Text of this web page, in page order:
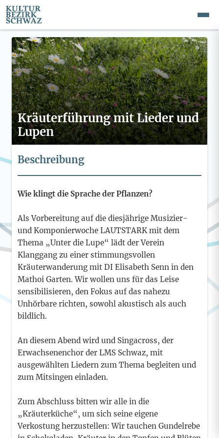
Kräuterführung mit Lieder und
Lupen
Beschreibung
Wie klingt die Sprache der Pflanzen?
Als Vorbereitung auf die diesjährige Musizier-
und Komponierwoche LAUTSTARK mit dem
Thema „Unter die Lupe“ lädt der Verein
Klanggang zu einer stimmungsvollen
Kräuterwanderung mit DI Elisabeth Senn in den
Mathoi Garten. Wir wollen uns für das Leise
sensibilisieren, den Fokus auf das nahezu
Unhörbare richten, sowohl akustisch als auch
bildlich.
An diesem Abend wird und Singacross, der
Erwachsenenchor der LMS Schwaz, mit
ausgewählten Liedern zum Thema begleiten und
zum Mitsingen einladen.
Zum Abschluss bitten wir alle in die
„Kräuterküche“, um sich seine eigene
Verkostung herzustellen: Wir tauchen Gundelrebe